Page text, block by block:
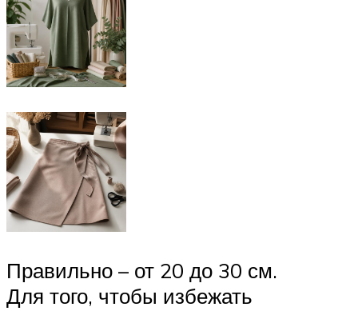
Правильно – от 20 до 30 см.
Для того, чтобы избежать